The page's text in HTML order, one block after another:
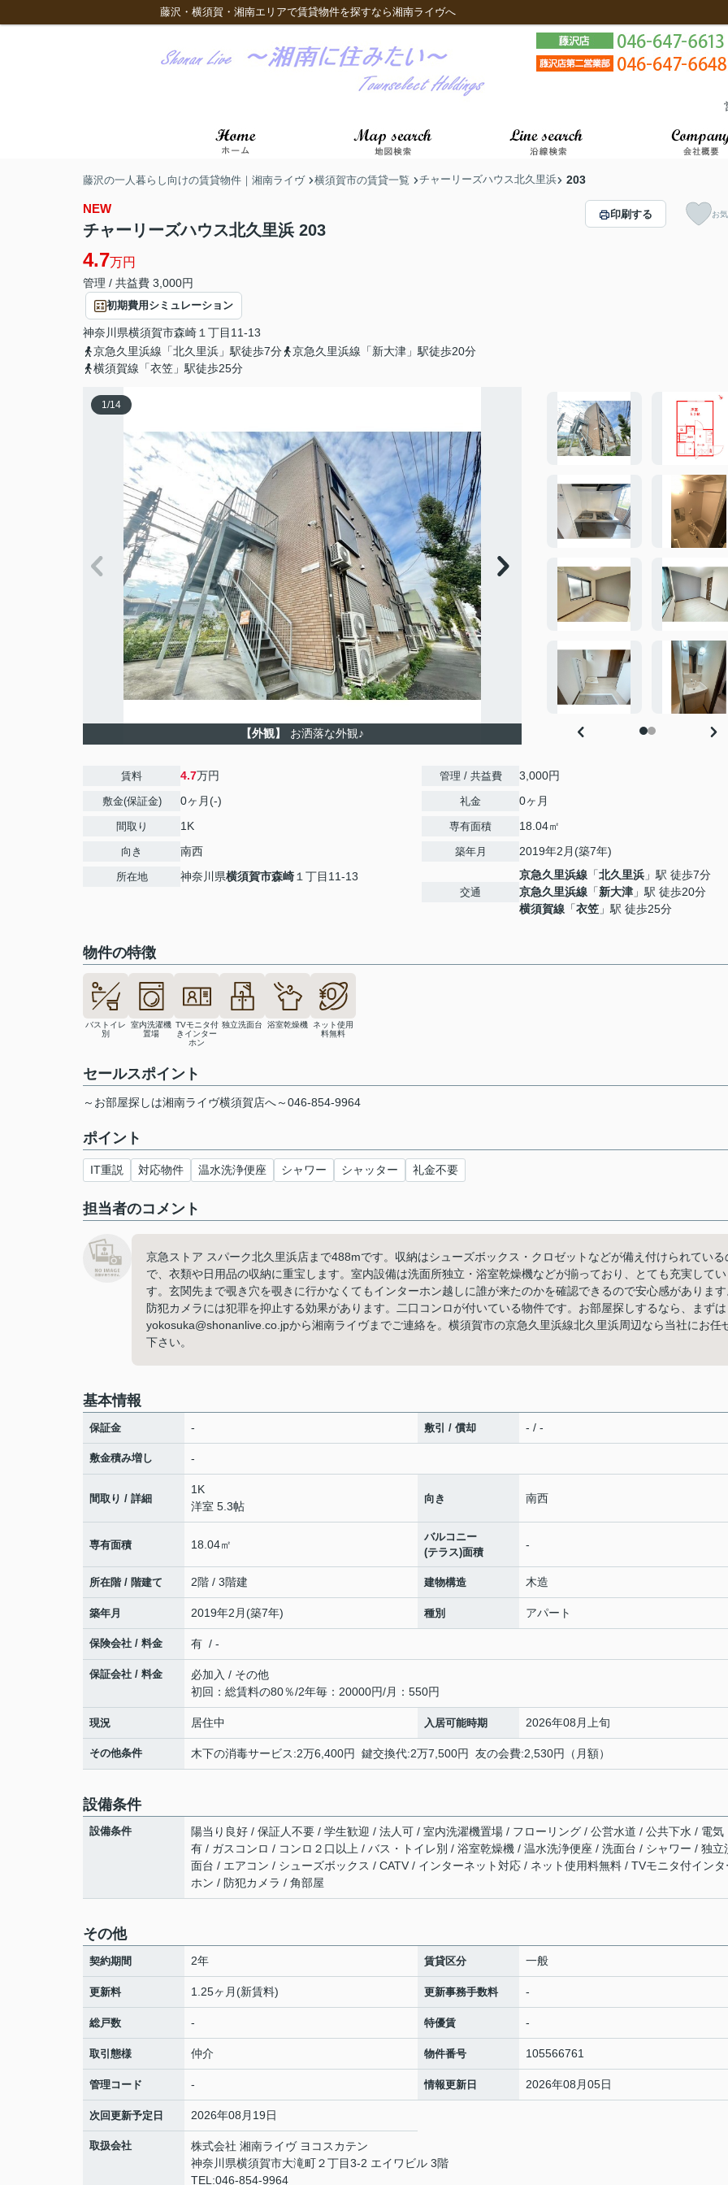
藤沢・横須賀・湘南エリアで賃貸物件を探すなら湘南ライヴへ
藤沢の一人暮らし向けの賃貸物件｜湘南ライヴ 横須賀市の賃貸一覧 チャーリーズハウス北久里浜 203
NEW
チャーリーズハウス北久里浜 203
4.7万円
管理 / 共益費 3,000円
初期費用シミュレーション
神奈川県横須賀市森崎 １丁目11-13
京急久里浜線「北久里浜」駅徒歩7分
京急久里浜線「新大津」駅徒歩20分
横須賀線「衣笠」駅徒歩25分
印刷する お
1/14
【外観】 お洒落な外観♪
賃料 4.7万円
敷金(保証金) 0ヶ月(-)
間取り 1K
向き 南西
所在地 神奈川県横須賀市森崎 １丁目11-13
管理 / 共益費 3,000円
礼金 0ヶ月
専有面積 18.04㎡
築年月 2019年2月(築7年)
交通
京急久里浜線 「北久里浜 」駅 徒歩7分
京急久里浜線 「新大津 」駅 徒歩20分
横須賀線 「衣笠 」駅 徒歩25分
物件の特徴
バストイレ
別
室内洗濯機
置場
TVモニタ付
きインター
ホン
独立洗面台 浴室乾燥機 ネット使用
料無料
セールスポイント
～お部屋探しは湘南ライヴ横須賀店へ～046-854-9964
ポイント
IT重説 対応物件 温水洗浄便座 シャワー シャッター 礼金不要
担当者のコメント
京急ストア スパーク北久里浜店まで488mです。収納はシューズボックス・クロゼットなどが備え付けられている
で、衣類や日用品の収納に重宝します。室内設備は洗面所独立・浴室乾燥機などが揃っており、とても充実して
す。玄関先まで覗き穴を覗きに行かなくてもインターホン越しに誰が来たのかを確認できるので安心感がありま
防犯カメラには犯罪を抑止する効果があります。二口コンロが付いている物件です。お部屋探しするなら、まずは
yokosuka@shonanlive.co.jpから湘南ライヴまでご連絡を。横須賀市の京急久里浜線北久里浜周辺なら当社にお任
下さい。
基本情報
保証金 - 敷引 / 償却 - / -
敷金積み増し -
間取り / 詳細
1K
洋室 5.3帖
向き 南西
専有面積 18.04㎡
バルコニー
(テラス)面積
-
所在階 / 階建て 2階 / 3階建 建物構造 木造
築年月 2019年2月(築7年) 種別 アパート
保険会社 / 料金 有 / -
保証会社 / 料金
必加入 / その他
初回：総賃料の80％/2年毎：20000円/月：550円
現況 居住中 入居可能時期 2026年08月上旬
その他条件 木下の消毒サービス:2万6,400円 鍵交換代:2万7,500円 友の会費:2,530円（月額）
設備条件
設備条件
陽当り良好 / 保証人不要 / 学生歓迎 / 法人可 / 室内洗濯機置場 / フローリング / 公営水道 / 公共下水 / 電気
有 / ガスコンロ / コンロ２口以上 / バス・トイレ別 / 浴室乾燥機 / 温水洗浄便座 / 洗面台 / シャワー / 独立
面台 / エアコン / シューズボックス / CATV / インターネット対応 / ネット使用料無料 / TVモニタ付インタ
ホン / 防犯カメラ / 角部屋
その他
契約期間 2年 賃貸区分 一般
更新料 1.25ヶ月(新賃料) 更新事務手数料 -
総戸数 - 特優賃 -
取引態様 仲介 物件番号 105566761
管理コード - 情報更新日 2026年08月05日
次回更新予定日 2026年08月19日
取扱会社
株式会社 湘南ライヴ ヨコスカテン
神奈川県横須賀市大滝町２丁目3-2 エイワビル 3階
TEL:046-854-9964